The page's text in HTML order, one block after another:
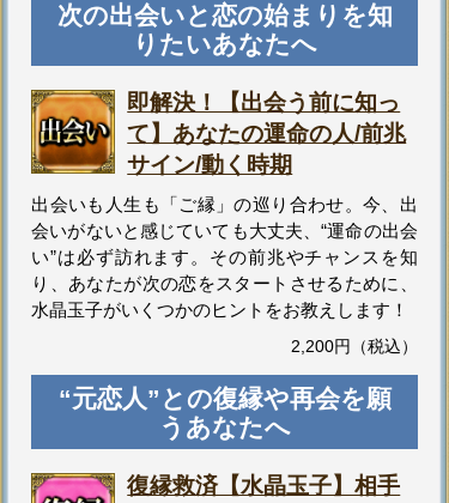
次の出会いと恋の始まりを知
りたいあなたへ
即解決！【出会う前に知っ
て】あなたの運命の人/前兆
サイン/動く時期
出会いも人生も「ご縁」の巡り合わせ。今、出
会いがないと感じていても大丈夫、“運命の出会
い”は必ず訪れます。その前兆やチャンスを知
り、あなたが次の恋をスタートさせるために、
水晶玉子がいくつかのヒントをお教えします！
2,200円（税込）
“元恋人”との復縁や再会を願
うあなたへ
復縁救済【水晶玉子】相手